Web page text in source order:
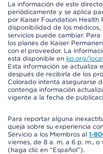
La información de este
periódicamente y se aplica
por Kaiser Foundation Health
disponibilidad de los
servicios puede cambiar.
los planes de Kaiser
con el proveedor. La
está disponible en kp.org/
Esta información se actualiza
después de recibirla de los
Colorado intenta asegurarse
contenga información
vigente a la fecha de
Para reportar alguna
queja sobre su experiencia
Servicio a los Miembros al 1-
viernes, de 8 a. m. a 6 p. m., o
(haga clic en “Español”).